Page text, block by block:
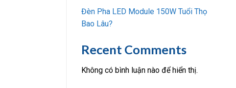
Đèn Pha LED Module 150W Tuổi Thọ
Bao Lâu?
Recent Comments
Không có bình luận nào để hiển thị.